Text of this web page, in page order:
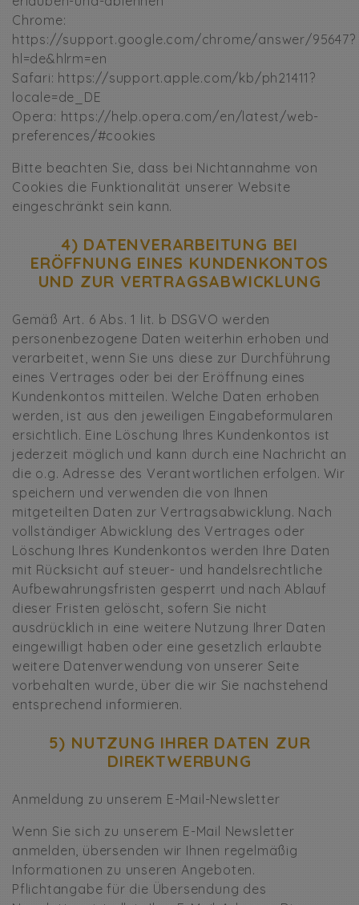
Chrome:
https://support.google.com/chrome/answer/95647?
hl=de&hlrm=en
Safari: https://support.apple.com/kb/ph21411?
locale=de_DE
Opera: https://help.opera.com/en/latest/web-
preferences/#cookies
Bitte beachten Sie, dass bei Nichtannahme von
Cookies die Funktionalität unserer Website
eingeschränkt sein kann.
4) DATENVERARBEITUNG BEI
ERÖFFNUNG EINES KUNDENKONTOS
UND ZUR VERTRAGSABWICKLUNG
Gemäß Art. 6 Abs. 1 lit. b DSGVO werden
personenbezogene Daten weiterhin erhoben und
verarbeitet, wenn Sie uns diese zur Durchführung
eines Vertrages oder bei der Eröffnung eines
Kundenkontos mitteilen. Welche Daten erhoben
werden, ist aus den jeweiligen Eingabeformularen
ersichtlich. Eine Löschung Ihres Kundenkontos ist
jederzeit möglich und kann durch eine Nachricht an
die o.g. Adresse des Verantwortlichen erfolgen. Wir
speichern und verwenden die von Ihnen
mitgeteilten Daten zur Vertragsabwicklung. Nach
vollständiger Abwicklung des Vertrages oder
Löschung Ihres Kundenkontos werden Ihre Daten
mit Rücksicht auf steuer- und handelsrechtliche
Aufbewahrungsfristen gesperrt und nach Ablauf
dieser Fristen gelöscht, sofern Sie nicht
ausdrücklich in eine weitere Nutzung Ihrer Daten
eingewilligt haben oder eine gesetzlich erlaubte
weitere Datenverwendung von unserer Seite
vorbehalten wurde, über die wir Sie nachstehend
entsprechend informieren.
5) NUTZUNG IHRER DATEN ZUR
DIREKTWERBUNG
Anmeldung zu unserem E-Mail-Newsletter
Wenn Sie sich zu unserem E-Mail Newsletter
anmelden, übersenden wir Ihnen regelmäßig
Informationen zu unseren Angeboten.
Pflichtangabe für die Übersendung des